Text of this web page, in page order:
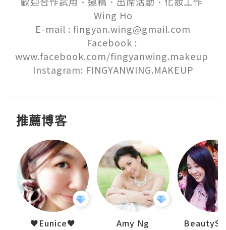
Wing Ho
E-mail : fingyan.wing@gmail.com
Facebook :
www.facebook.com/fingyanwing.makeup
Instagram: FINGYANWING.MAKEUP
推薦博客
♥Eunice♥ Amy Ng